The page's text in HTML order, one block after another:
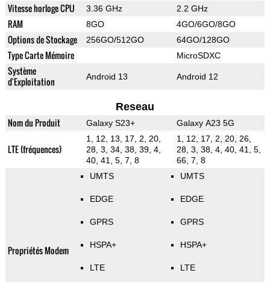
Vitesse horloge CPU 3.36 GHz 2.2 GHz
RAM 8GO 4GO/6GO/8GO
Options de Stockage 256GO/512GO 64GO/128GO
Type Carte Mémoire MicroSDXC
Système
d'Exploitation
Android 13 Android 12
Reseau
Nom du Produit Galaxy S23+ Galaxy A23 5G
LTE (fréquences)
1, 12, 13, 17, 2, 20,
28, 3, 34, 38, 39, 4,
40, 41, 5, 7, 8
1, 12, 17, 2, 20, 26,
28, 3, 38, 4, 40, 41, 5,
66, 7, 8
Propriétés Modem
UMTS
EDGE
GPRS
HSPA+
LTE
UMTS
EDGE
GPRS
HSPA+
LTE